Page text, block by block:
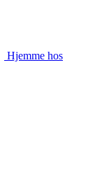
Hjemme hos